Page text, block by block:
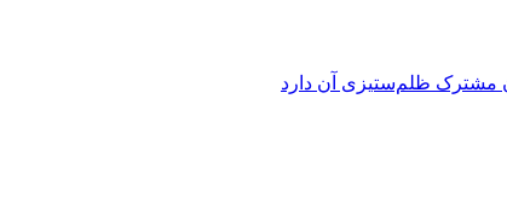
مشترک ظلم‌ستیزی آن دارد